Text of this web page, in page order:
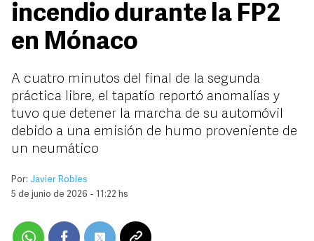
incendio durante la FP2
en Mónaco
A cuatro minutos del final de la segunda
práctica libre, el tapatío reportó anomalías y
tuvo que detener la marcha de su automóvil
debido a una emisión de humo proveniente de
un neumático
Por: Javier Robles
5 de junio de 2026 - 11:22 hs